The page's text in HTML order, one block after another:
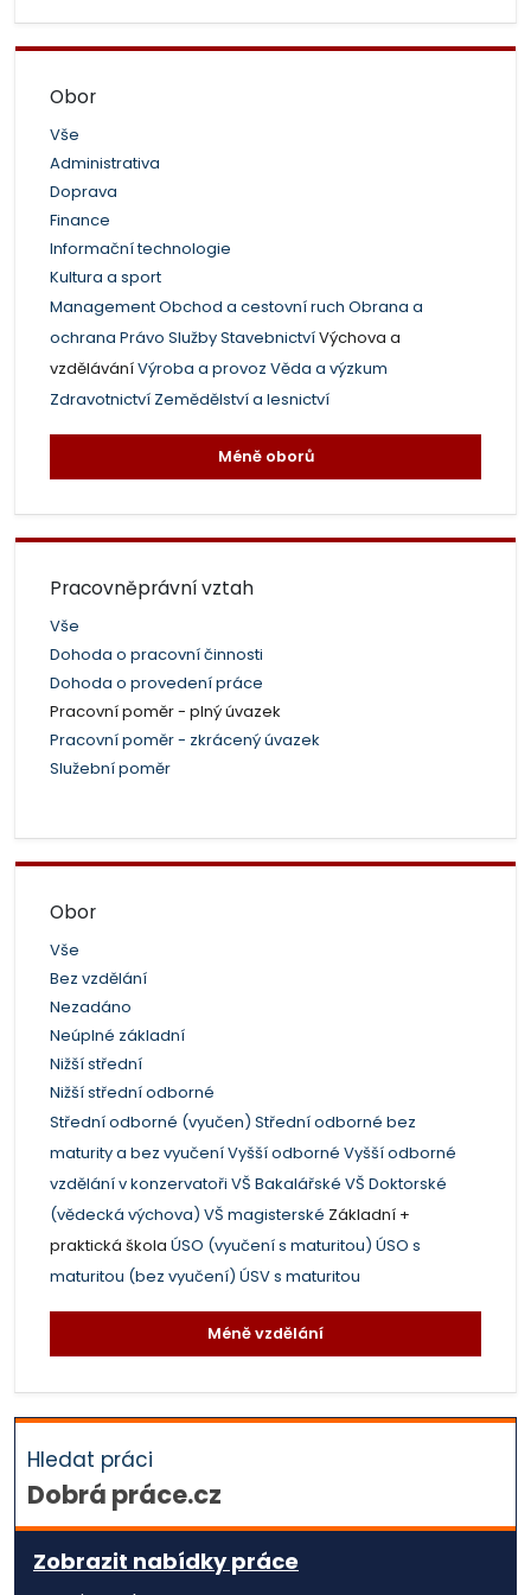
Obor
Vše
Administrativa
Doprava
Finance
Informační technologie
Kultura a sport
ManagementObchod a cestovní ruch Obrana a
ochrana Právo SlužbyStavebnictvíVýchova a
vzděláváníVýroba a provoz Věda a výzkum
Zdravotnictví Zemědělství a lesnictví
Méně oborů
Pracovněprávní vztah
Vše
Dohoda o pracovní činnosti
Dohoda o provedení práce
Pracovní poměr - plný úvazek
Pracovní poměr - zkrácený úvazek
Služební poměr
Obor
Vše
Bez vzdělání
Nezadáno
Neúplné základní
Nižší střední
Nižší střední odborné
Střední odborné (vyučen) Střední odborné bez
maturity a bez vyučeníVyšší odborné Vyšší odborné
vzdělání v konzervatoři VŠ Bakalářské VŠ Doktorské
(vědecká výchova) VŠ magisterské Základní +
praktická škola ÚSO (vyučení s maturitou) ÚSO s
maturitou (bez vyučení) ÚSV s maturitou
Méně vzdělání
Hledat práci
Dobrá práce.cz
Zobrazit nabídky práce